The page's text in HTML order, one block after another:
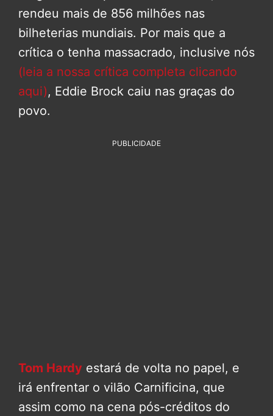
rendeu mais de 856 milhões nas
bilheterias mundiais. Por mais que a
crítica o tenha massacrado, inclusive nós
(leia a nossa crítica completa clicando
aqui), Eddie Brock caiu nas graças do
povo.
PUBLICIDADE
Tom Hardy estará de volta no papel, e
irá enfrentar o vilão Carnificina, que
assim como na cena pós-créditos do